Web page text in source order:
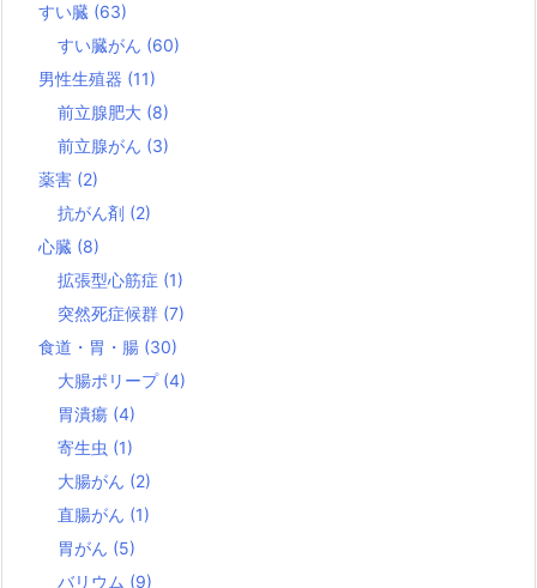
すい臓 (63)
すい臓がん (60)
男性生殖器 (11)
前立腺肥大 (8)
前立腺がん (3)
薬害 (2)
抗がん剤 (2)
心臓 (8)
拡張型心筋症 (1)
突然死症候群 (7)
食道・胃・腸 (30)
大腸ポリープ (4)
胃潰瘍 (4)
寄生虫 (1)
大腸がん (2)
直腸がん (1)
胃がん (5)
バリウム (9)